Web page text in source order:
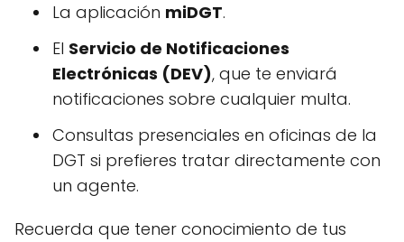
La aplicación miDGT.
El Servicio de Notificaciones
Electrónicas (DEV), que te enviará
notificaciones sobre cualquier multa.
Consultas presenciales en oficinas de la
DGT si prefieres tratar directamente con
un agente.
Recuerda que tener conocimiento de tus